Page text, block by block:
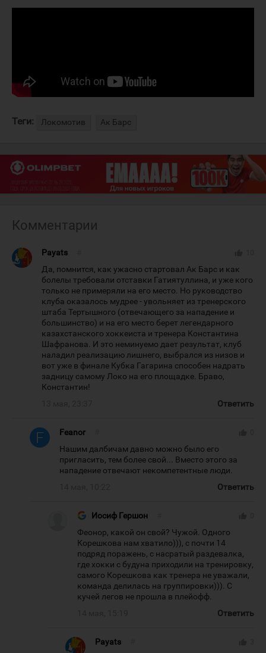
Теги: Локомотив Ак Барс
Комментарии
Payats
Да, помнится, как ужасно стартовал Ак Барс и как
болелы требовали отставки Гатиятуллина, и уже кого
только не примеряли на его место. Но руководство
клуба оказалось мудрее - увольняет из тренерского
штаба Тертышного (отвечающего за нападение и
большинство) и на его место берет легендарного
казахстанского хоккеиста и тренера Константина
Шафранова. И это неминуемо дает результат, клуб
наладил реализацию лишнего, выбрался из низов и
вот уже в финале Кубка Гагарина способен надрать
задницу самому Локо на его площадке. Браво,
Константин!
Ответить
Feanor
Нашим далбичам давно можно было его
пригласить, тем более свой... Вместо этого за
нападение отвечают некомпетентные люди.
Ответить
Иосиф Гершон
Феонор, какой он свой? Чужой. Одного
Корешкова нам хватило))), с почти 14
подряд поражень, с насратый раздевалка,
где хокки с будуна приходили на тренировку,
самого Корешкова как тренера не уважали,
команда делилась на группировки))). С
кучей легов не прошла в плейофф.
Ответить
Payats